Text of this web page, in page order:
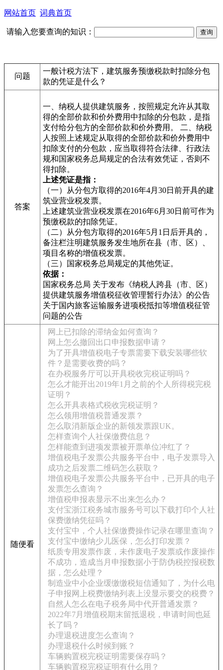
网站首页 词典首页
请输入您要查询的知识：
问题
一般计税方法下，建筑服务预缴税款时扣除分包
款的凭证是什么？
答案
一、纳税人提供建筑服务，按照规定允许从其取
得的全部价款和价外费用中扣除的分包款，是指
支付给分包方的全部价款和价外费用。 二、纳税
人按照上述规定从取得的全部价款和价外费用中
扣除支付的分包款，应当取得符合法律、行政法
规和国家税务总局规定的合法有效凭证，否则不
得扣除。
上述凭证是指：
（一）从分包方取得的2016年4月30日前开具的建
筑业营业税发票。
上述建筑业营业税发票在2016年6月30日前可作为
预缴税款的扣除凭证。
（二）从分包方取得的2016年5月1日后开具的，
备注栏注明建筑服务发生地所在县（市、区）、
项目名称的增值税发票。
（三）国家税务总局规定的其他凭证。
依据：
国家税务总局 关于发布《纳税人跨县（市、区）
提供建筑服务增值税征收管理暂行办法》的公告
关于国内旅客运输服务进项税抵扣等增值税征管
问题的公告
随便看
网上已扣除的滞纳金如何查询？
网上怎么撤回出口申报数据申请？
为了开具增值税电子专票需要下载安装哪些软
件？是需要收费的吗？
在办税服务厅可以开具税收完税证明吗？
怎么才能开出2019年1月之前的个人所得税完税
证明？
怎么开具表格式税收完税证明？
怎么领用增值税普通发票？
怎么取消新版企业的新领发票跟UK。
怎样查询个人社保缴费信息？
怎样能查到进项发票被开票单位冲红了？
增值税电子发票公共服务平台中，电子发票导入
成功之后发票二维码怎么获取？
增值税电子发票公共服务平台中，已开具的电子
发票怎么查询？
增值税申报表显示不出来怎么办？
支付宝浙江税务城市服务号可以下载打印个人社
保费缴纳凭征吗？
支付宝中，个人社保缴费操作记录在哪里查询？
支付宝中缴纳少儿医保，怎么打印发票？
纸质专用发票作废，未作废电子发票或作废操作
不成功，造成当月申报数据小于防伪税控报税数
据，怎么处理？
制造业中小企业缓缴缴税短信通知了，为什么电
子申报网上税费缴纳列表上没显示要交的税费？
自然人怎么在电子税务局中代开普通发票？
2022年7月增值税期末留抵退税，申请时间也延
长了吗？
办理退税进度怎么查询？
办理退税什么时候到账？
车辆购置税完税证明需要保存吗？
车辆购置税完税证明有什么用？